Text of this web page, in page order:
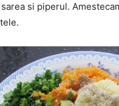
si piperul.